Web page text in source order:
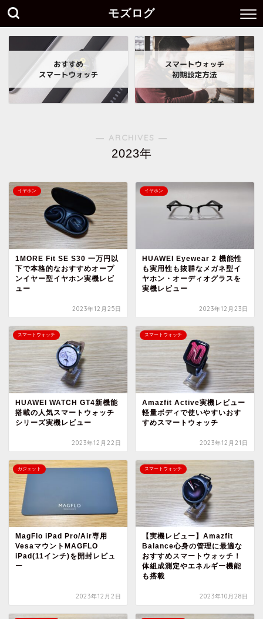
モズログ
― ARCHIVES ―
2023年
イヤホン
1MORE Fit SE S30 一万円以
下で本格的なおすすめオープ
ンイヤー型イヤホン実機レビ
ュー
2023年12月25日
イヤホン
HUAWEI Eyewear 2 機能性
も実用性も抜群なメガネ型イ
ヤホン・オーディオグラスを
実機レビュー
2023年12月23日
スマートウォッチ
HUAWEI WATCH GT4新機能
搭載の人気スマートウォッチ
シリーズ実機レビュー
2023年12月22日
スマートウォッチ
Amazfit Active実機レビュー
軽量ボディで使いやすいおす
すめスマートウォッチ
2023年12月21日
ガジェット
MagFlo iPad Pro/Air専用
VesaマウントMAGFLO
iPad(11インチ)を開封レビュ
ー
2023年12月2日
スマートウォッチ
【実機レビュー】Amazfit
Balance心身の管理に最適な
おすすめスマートウォッチ！
体組成測定やエネルギー機能
も搭載
2023年10月28日